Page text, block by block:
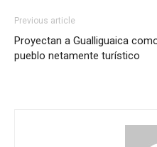
Previous article
Proyectan a Gualliguaica
pueblo netamente turístico